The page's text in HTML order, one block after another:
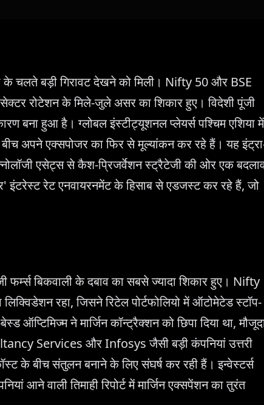
के चलते बड़ी गिरावट देखने को मिली। Nifty 50 और BSE
रोटेशन के मिले-जुले असर का शिकार हुए। विदेशी पूंजी
बना हुआ है। ग्लोबल इंस्टीट्यूशनल प्लेयर्स पश्चिम एशिया में
अपने एक्सपोजर का फिर से मूल्यांकन कर रहे हैं। यह
एसेट्स से कैश-प्रिजर्वेशन स्ट्रैटेजी की ओर एक
इंटरेस्ट रेट एनवायरनमेंट के हिसाब से एडजस्ट कर रहे हैं, जो
फर्म्स बिकवाली के दबाव का सबसे ज्यादा शिकार हुए। Nifty
रहा, जिसने रिटेल पोर्टफोलियो में ऑटोमेटेड स्टॉप-
ऑप्टिमिज्म ने मार्जिन कॉन्ट्रैक्शन को छिपा दिया था,
Services और Infosys जैसी बड़ी कंपनियां उत्तरी
के बीच संतुलन बनाने के लिए संघर्ष कर रही हैं। इन्वेस्टर्स
आने वाली तिमाही रिपोर्ट में मार्जिन एक्सपेंशन का तुरंत